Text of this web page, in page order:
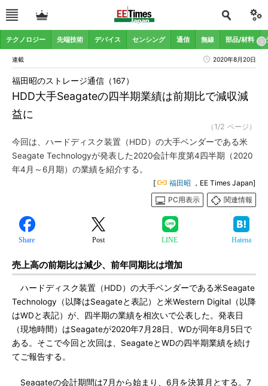
テクノロジー 先端技術 デバイス センシング 通信 無線 部品/材料
連載 2020年8月20日
HDD大手Seagateの四半期業績は前期比で減収減
益に
福田昭のストレージ通信（167）
（1/2 ページ）
今回は、ハードディスク装置（HDD）の大手ベンダーである米
Seagate Technologyが発表した2020会計年度第4四半期（2020
年4月～6月期）の業績を紹介する。
[ 福田昭 ，EE Times Japan]
PC用表示
関連情報
Share Post LINE Hatena
売上高の前期比は減少、前年同期比は増加
ハードディスク装置（HDD）の大手ベンダーである米Seagate
Technology（以降はSeagateと表記）と米Western Digital（以降
はWDと表記）が、四半期の業績を相次いで公表した。発表日
（現地時間）はSeagateが2020年7月28日、WDが同年8月5日で
ある。そこで今回と次回は、SeagateとWDの四半期業績を続け
てご報告する。
Seagateの会計期間は7月から始まり、6月を決算月とする。7